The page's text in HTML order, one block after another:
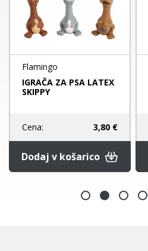
Flamingo
IGRAČA ZA PSA LATEX
SKIPPY
Cena: 3,80 €
Dodaj v košarico